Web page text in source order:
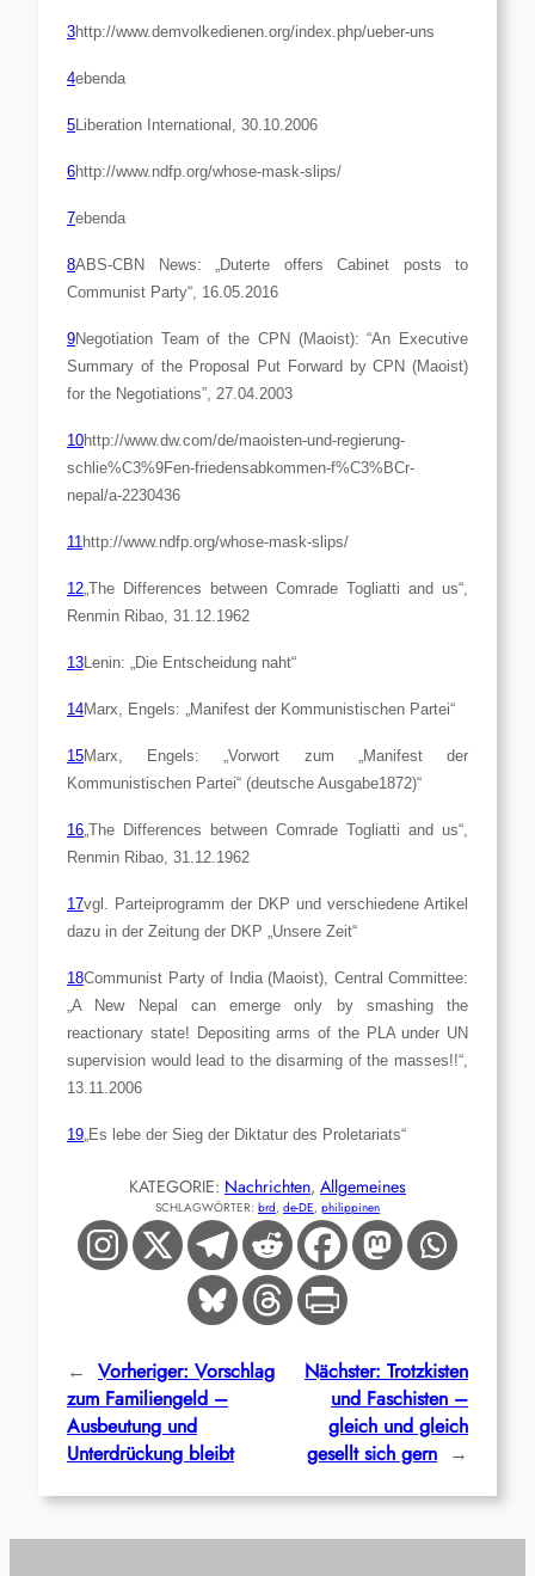
3http://www.demvolkedienen.org/index.php/ueber-uns
4ebenda
5Liberation International, 30.10.2006
6http://www.ndfp.org/whose-mask-slips/
7ebenda
8ABS-CBN News: „Duterte offers Cabinet posts to
Communist Party“, 16.05.2016
9Negotiation Team of the CPN (Maoist): “An Executive
Summary of the Proposal Put Forward by CPN (Maoist)
for the Negotiations”, 27.04.2003
10http://www.dw.com/de/maoisten-und-regierung-
schlie%C3%9Fen-friedensabkommen-f%C3%BCr-
nepal/a-2230436
11http://www.ndfp.org/whose-mask-slips/
12„The Differences between Comrade Togliatti and us“,
Renmin Ribao, 31.12.1962
13Lenin: „Die Entscheidung naht“
14Marx, Engels: „Manifest der Kommunistischen Partei“
15Marx, Engels: „Vorwort zum „Manifest der
Kommunistischen Partei“ (deutsche Ausgabe1872)“
16„The Differences between Comrade Togliatti and us“,
Renmin Ribao, 31.12.1962
17vgl. Parteiprogramm der DKP und verschiedene Artikel
dazu in der Zeitung der DKP „Unsere Zeit“
18Communist Party of India (Maoist), Central Committee:
„A New Nepal can emerge only by smashing the
reactionary state! Depositing arms of the PLA under UN
supervision would lead to the disarming of the masses!!“,
13.11.2006
19„Es lebe der Sieg der Diktatur des Proletariats“
KATEGORIE: Nachrichten, Allgemeines
SCHLAGWÖRTER: brd, de-DE, philippinen
← Vorheriger: Vorschlag
zum Familiengeld –
Ausbeutung und
Unterdrückung bleibt
Nächster: Trotzkisten
und Faschisten –
gleich und gleich
gesellt sich gern →